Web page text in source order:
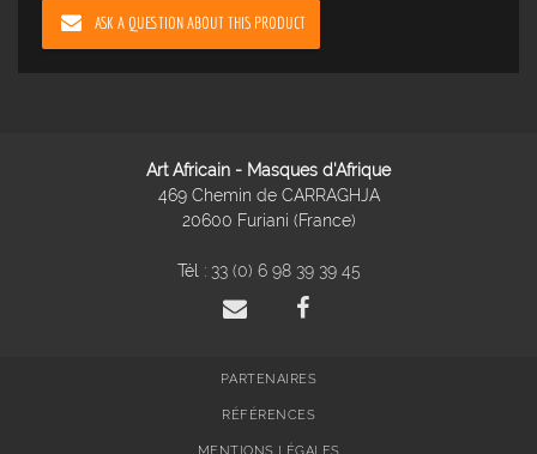
ASK A QUESTION ABOUT THIS PRODUCT
Art Africain - Masques d'Afrique
469 Chemin de CARRAGHJA
20600 Furiani (France)
Tél : 33 (0) 6 98 39 39 45
PARTENAIRES
RÉFÉRENCES
MENTIONS LÉGALES